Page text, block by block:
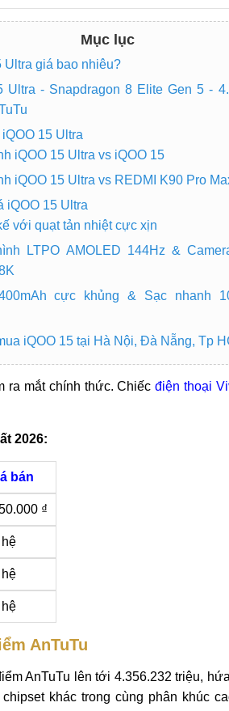
Mục lục
Ultra giá bao nhiêu?
Ultra - Snapdragon 8 Elite Gen 5 -
15 Ultra
iQOO 15 Ultra vs iQOO 15
iQOO 15 Ultra vs REDMI K90 Pro
iQOO 15 Ultra
với quạt tản nhiệt cực xịn
LTPO AMOLED 144Hz &
cực khủng & Sạc nhanh
iQOO 15 tại Hà Nội, Đà Nẵng, Tp
ra mắt chính thức. Chiếcđiện thoại
2026:
bán
₫
hệ
hệ
hệ
AnTuTu
AnTuTu lên tới 4.356.232 triệu,
khác trong cùng phân khúc